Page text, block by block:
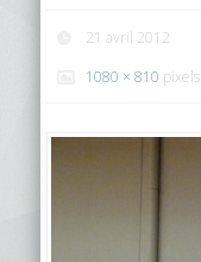
21 avril 2012
1080 × 810 pixels